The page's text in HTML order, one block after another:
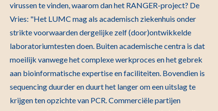
virussen te vinden, waarom dan het RANGER-project? De
Vries: "Het LUMC mag als academisch ziekenhuis onder
strikte voorwaarden dergelijke zelf (door)ontwikkelde
laboratoriumtesten doen. Buiten academische centra is dat
moeilijk vanwege het complexe werkproces en het gebrek
aan bioinformatische expertise en faciliteiten. Bovendien is
sequencing duurder en duurt het langer om een uitslag te
krijgen ten opzichte van PCR. Commerciële partijen